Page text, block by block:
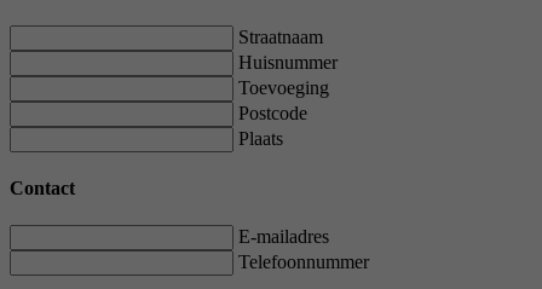
Straatnaam
Huisnummer
Toevoeging
Postcode
Plaats
Contact
E-mailadres
Telefoonnummer